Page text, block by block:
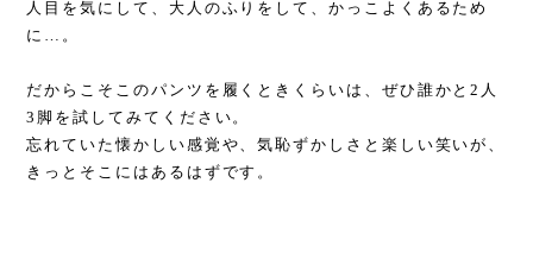
人目を気にして、大人のふりをして、かっこよくあるため
に…。
だからこそこのパンツを履くときくらいは、ぜひ誰かと2人
3脚を試してみてください。
忘れていた懐かしい感覚や、気恥ずかしさと楽しい笑いが、
きっとそこにはあるはずです。